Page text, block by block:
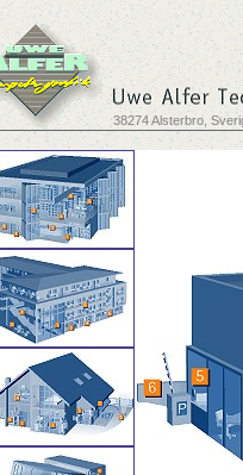
38274 Alsterbro,